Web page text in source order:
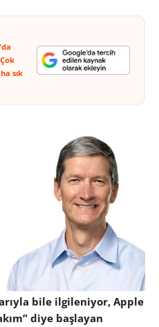
sık
bile ilgileniyor, Apple
diye başlayan